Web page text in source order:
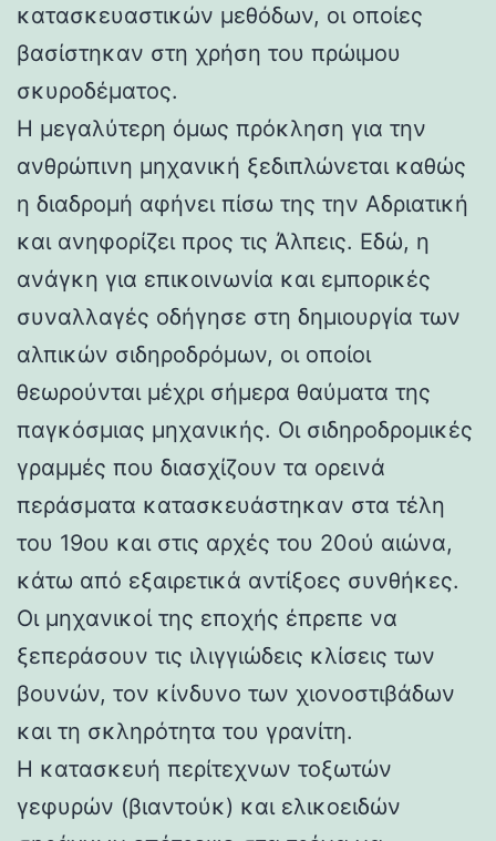
κατασκευαστικών μεθόδων, οι οποίες
βασίστηκαν στη χρήση του πρώιμου
σκυροδέματος.
Η μεγαλύτερη όμως πρόκληση για την
ανθρώπινη μηχανική ξεδιπλώνεται καθώς
η διαδρομή αφήνει πίσω της την Αδριατική
και ανηφορίζει προς τις Άλπεις. Εδώ, η
ανάγκη για επικοινωνία και εμπορικές
συναλλαγές οδήγησε στη δημιουργία των
αλπικών σιδηροδρόμων, οι οποίοι
θεωρούνται μέχρι σήμερα θαύματα της
παγκόσμιας μηχανικής. Οι σιδηροδρομικές
γραμμές που διασχίζουν τα ορεινά
περάσματα κατασκευάστηκαν στα τέλη
του 19ου και στις αρχές του 20ού αιώνα,
κάτω από εξαιρετικά αντίξοες συνθήκες.
Οι μηχανικοί της εποχής έπρεπε να
ξεπεράσουν τις ιλιγγιώδεις κλίσεις των
βουνών, τον κίνδυνο των χιονοστιβάδων
και τη σκληρότητα του γρανίτη.
Η κατασκευή περίτεχνων τοξωτών
γεφυρών (βιαντούκ) και ελικοειδών